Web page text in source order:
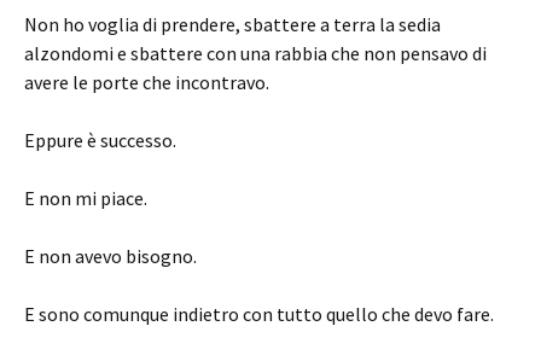
Non ho voglia di prendere, sbattere a terra la sedia
alzondomi e sbattere con una rabbia che non pensavo di
avere le porte che incontravo.
Eppure è successo.
E non mi piace.
E non avevo bisogno.
E sono comunque indietro con tutto quello che devo fare.